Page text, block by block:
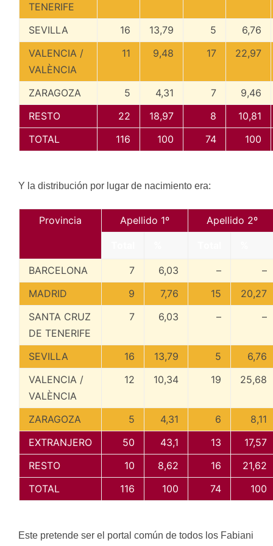
TENERIFE
SEVILLA 16 13,79 5
6,76
VALENCIA /
VALÈNCIA
11 9,48 17 22,97
ZARAGOZA 5 4,31 7
9,46
RESTO
22 18,97 8
10,81
TOTAL
116 100 74 100
Y la distribución por lugar de nacimiento era:
Provincia Apellido 1º Apellido 2º
BARCELONA 7 6,03 –
–
MADRID
9 7,76 15
20,27
SANTA CRUZ
DE TENERIFE
7 6,03 – –
SEVILLA 16 13,79 5
6,76
VALENCIA /
VALÈNCIA
12 10,34 19 25,68
ZARAGOZA 5 4,31 6
8,11
EXTRANJERO
50 43,1 13
17,57
RESTO
10 8,62 16
21,62
TOTAL
116 100 74 100
Este pretende ser el portal común de todos los Fabiani